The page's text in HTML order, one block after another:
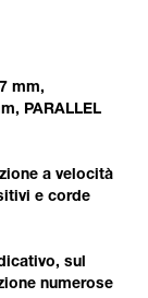
non
mm,
PARALLEL
a velocità
e corde
sul
numerose